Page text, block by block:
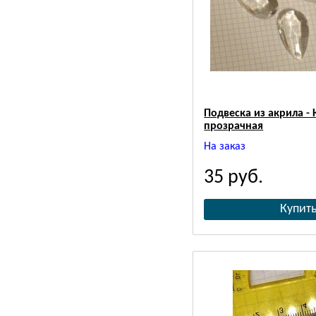
Подвеска из акрила -
прозрачная
На заказ
35 руб.